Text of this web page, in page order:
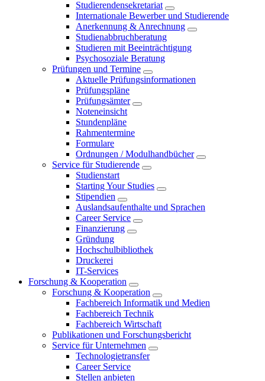
Studierendensekretariat
Internationale Bewerber und Studierende
Anerkennung & Anrechnung
Studienabbruchberatung
Studieren mit Beeinträchtigung
Psychosoziale Beratung
Prüfungen und Termine
Aktuelle Prüfungsinformationen
Prüfungspläne
Prüfungsämter
Noteneinsicht
Stundenpläne
Rahmentermine
Formulare
Ordnungen / Modulhandbücher
Service für Studierende
Studienstart
Starting Your Studies
Stipendien
Auslandsaufenthalte und Sprachen
Career Service
Finanzierung
Gründung
Hochschulbibliothek
Druckerei
IT-Services
Forschung & Kooperation
Forschung & Kooperation
Fachbereich Informatik und Medien
Fachbereich Technik
Fachbereich Wirtschaft
Publikationen und Forschungsbericht
Service für Unternehmen
Technologietransfer
Career Service
Stellen anbieten